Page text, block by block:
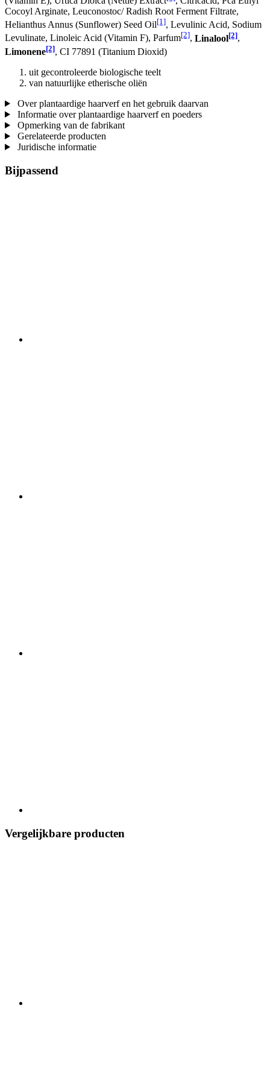
Cocoyl Arginate, Leuconostoc/ Radish Root Ferment Filtrate,
Helianthus Annus (Sunflower) Seed Oil[1], Levulinic Acid, Sodium
Levulinate, Linoleic Acid (Vitamin F), Parfum[2], Linalool[2],
Limonene[2], CI 77891 (Titanium Dioxid)
uit gecontroleerde biologische teelt
van natuurlijke etherische oliën
Over plantaardige haarverf en het gebruik daarvan
Informatie over plantaardige haarverf en poeders
Opmerking van de fabrikant
Gerelateerde producten
Juridische informatie
Bijpassend
Vergelijkbare producten